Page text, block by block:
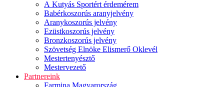
A Kutyás Sportért érdemérem
Babérkoszorús aranyjelvény
Aranykoszorús jelvény
Ezüstkoszorús jelvény
Bronzkoszorús jelvény
Szövetség Elnöke Elismerő Oklevél
Mestertenyésztő
Mestervezető
Partnereink
Farmina Magyarország